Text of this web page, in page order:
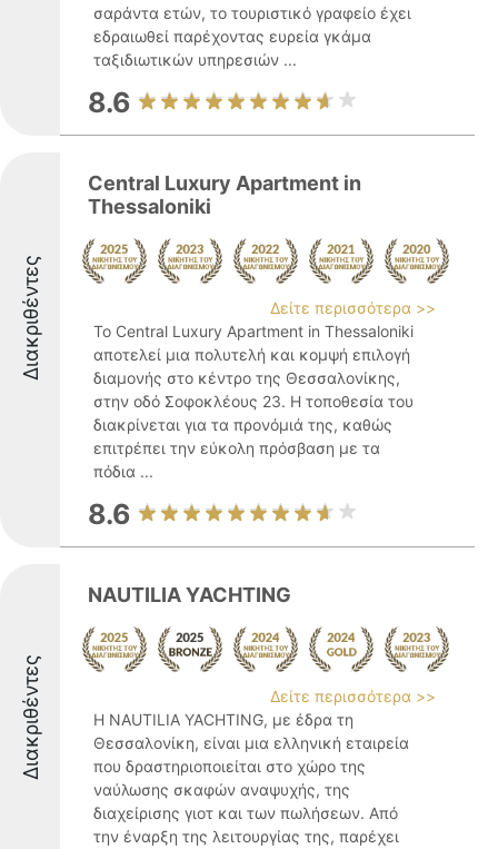
σαράντα ετών, το τουριστικό γραφείο έχει
εδραιωθεί παρέχοντας ευρεία γκάμα
ταξιδιωτικών υπηρεσιών ...
8.6
Διακριθέντες
Central Luxury Apartment in
Thessaloniki
Δείτε περισσότερα >>
Το Central Luxury Apartment in Thessaloniki
αποτελεί μια πολυτελή και κομψή επιλογή
διαμονής στο κέντρο της Θεσσαλονίκης,
στην οδό Σοφοκλέους 23. Η τοποθεσία του
διακρίνεται για τα προνόμιά της, καθώς
επιτρέπει την εύκολη πρόσβαση με τα
πόδια ...
8.6
Διακριθέντες
NAUTILIA YACHTING
Δείτε περισσότερα >>
Η NAUTILIA YACHTING, με έδρα τη
Θεσσαλονίκη, είναι μια ελληνική εταιρεία
που δραστηριοποιείται στο χώρο της
ναύλωσης σκαφών αναψυχής, της
διαχείρισης γιοτ και των πωλήσεων. Από
την έναρξη της λειτουργίας της, παρέχει